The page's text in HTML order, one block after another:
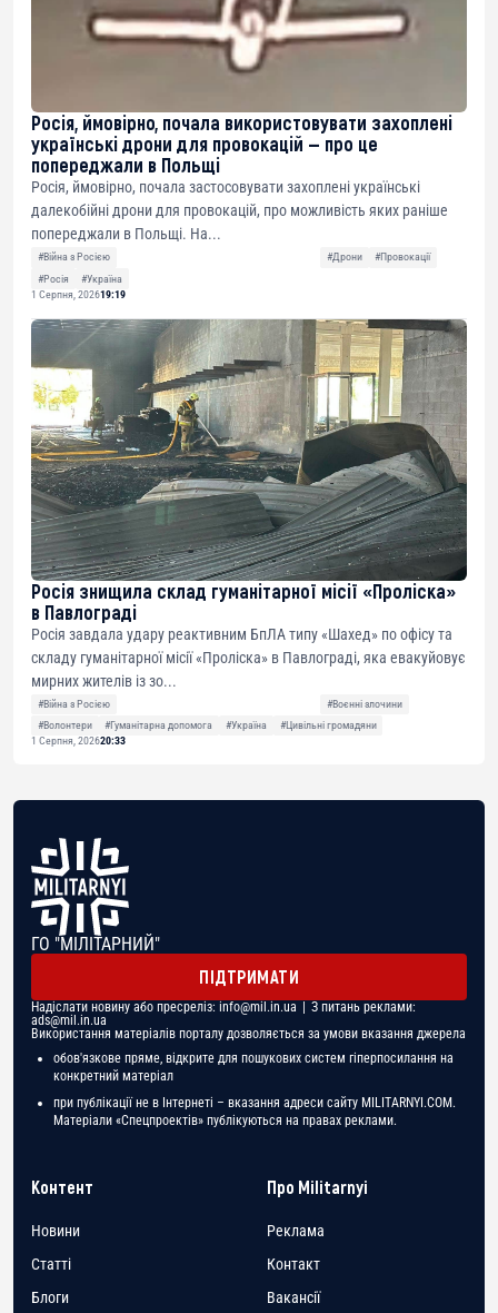
Росія, ймовірно, почала використовувати захоплені
українські дрони для провокацій — про це
попереджали в Польщі
Росія, ймовірно, почала застосовувати захоплені українські
далекобійні дрони для провокацій, про можливість яких раніше
попереджали в Польщі. На...
#Війна з Росією #Дрони
#Провокації
#Росія
#Україна
1 Серпня, 202619:19
Росія знищила склад гуманітарної місії «Проліска»
в Павлограді
Росія завдала удару реактивним БпЛА типу «Шахед» по офісу та
складу гуманітарної місії «Проліска» в Павлограді, яка евакуйовує
мирних жителів із зо...
#Війна з Росією
#Воєнні злочини
#Волонтери
#Гуманітарна допомога #Україна
#Цивільні громадяни
1 Серпня, 202620:33
ГО "МІЛІТАРНИЙ"
ПІДТРИМАТИ
Надіслати новину або пресреліз: info@mil.in.ua | З питань реклами:
ads@mil.in.ua
Використання матеріалів порталу дозволяється за умови вказання джерела
обов'язкове пряме, відкрите для пошукових систем гіперпосилання на
конкретний матеріал
при публікації не в Інтернеті – вказання адреси сайту MILITARNYI.COM.
Матеріали «Спецпроектів» публікуються на правах реклами.
Контент
Новини
Статті
Блоги
Про Militarnyi
Реклама
Контакт
Вакансії